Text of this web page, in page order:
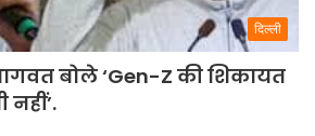
दिल्ली
बोले ‘Gen-Z की शिकायत
नहीं’.